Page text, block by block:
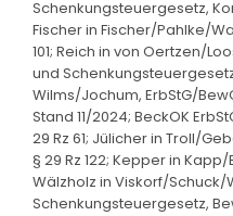
Schenkungsteuergesetz,
Fischer in Fischer/Pahlke/
101; Reich in von Oertzen/
und
Wilms/Jochum, ErbStG/
Stand 11/2024; BeckOK
29 Rz 61; Jülicher in Troll/
§ 29 Rz 122; Kepper in Kapp/
Wälzholz in Viskorf/
Schenkungsteuergesetz,